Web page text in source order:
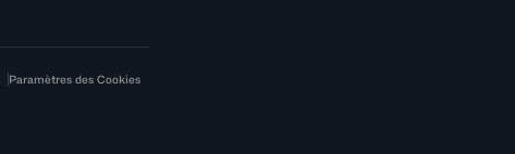
Paramètres des Cookies